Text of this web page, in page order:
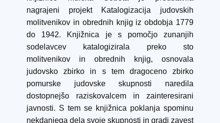
nagrajeni projekt Katalogizacija judovskih
molitvenikov in obrednih knjig iz obdobja 1779
do 1942. Knjižnica je s pomočjo zunanjih
sodelavcev katalogizirala preko sto
molitvenikov in obrednih knjig, osnovala
judovsko zbirko in s tem dragoceno zbirko
pomurske judovske skupnosti naredila
dostopnejšo raziskovalcem in zainteresirani
javnosti. S tem se knjižnica poklanja spominu
nekdanjega dela svoje skupnosti in gradi zavest